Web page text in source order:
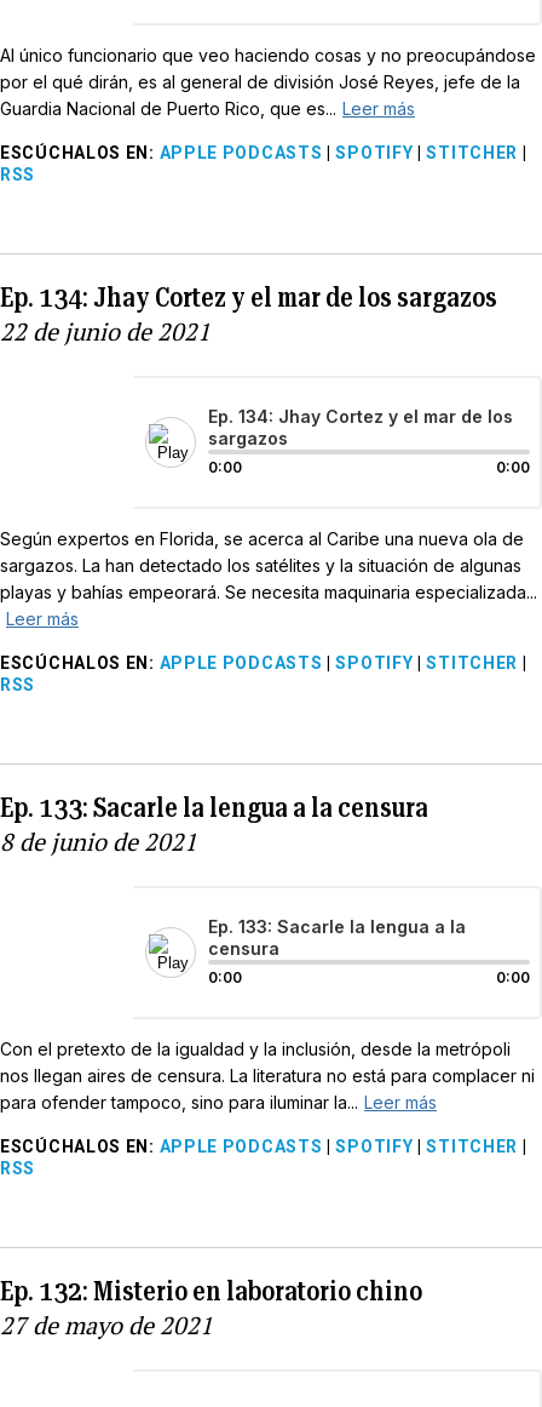
Al único funcionario que veo haciendo cosas y no preocupándose
por el qué dirán, es al general de división José Reyes, jefe de la
Guardia Nacional de Puerto Rico, que es... Leer más
ESCÚCHALOS EN : APPLE PODCASTS |SPOTIFY |STITCHER
RSS
Ep. 134: Jhay Cortez y el mar de los sargazos
22 de junio de 2021
Ep. 134: Jhay Cortez y el mar de los
sargazos
0:00 0:00
Según expertos en Florida, se acerca al Caribe una nueva ola de
sargazos. La han detectado los satélites y la situación de algunas
playas y bahías empeorará. Se necesita maquinaria especializada...
Leer más
ESCÚCHALOS EN : APPLE PODCASTS |SPOTIFY |STITCHER
RSS
Ep. 133: Sacarle la lengua a la censura
8 de junio de 2021
Ep. 133: Sacarle la lengua a la
censura
0:00 0:00
Con el pretexto de la igualdad y la inclusión, desde la metrópoli
nos llegan aires de censura. La literatura no está para complacer ni
para ofender tampoco, sino para iluminar la... Leer más
ESCÚCHALOS EN : APPLE PODCASTS |SPOTIFY |STITCHER
RSS
Ep. 132: Misterio en laboratorio chino
27 de mayo de 2021